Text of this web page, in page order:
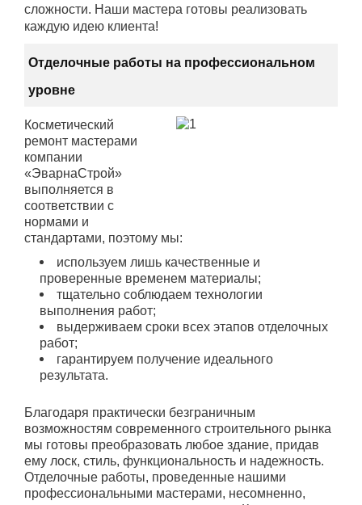
сложности. Наши мастера готовы реализовать
каждую идею клиента!
Отделочные работы на профессиональном
уровне
Косметический
ремонт мастерами
компании
«ЭварнаСтрой»
выполняется в
соответствии с
нормами и
стандартами, поэтому мы:
используем лишь качественные и
проверенные временем материалы;
тщательно соблюдаем технологии
выполнения работ;
выдерживаем сроки всех этапов отделочных
работ;
гарантируем получение идеального
результата.
Благодаря практически безграничным
возможностям современного строительного рынка
мы готовы преобразовать любое здание, придав
ему лоск, стиль, функциональность и надежность.
Отделочные работы, проведенные нашими
профессиональными мастерами, несомненно,